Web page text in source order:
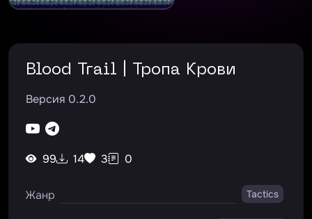
Blood Trail | Тропа Крови
Версия 0.2.0
99 14 3 0
Жанр Tactics